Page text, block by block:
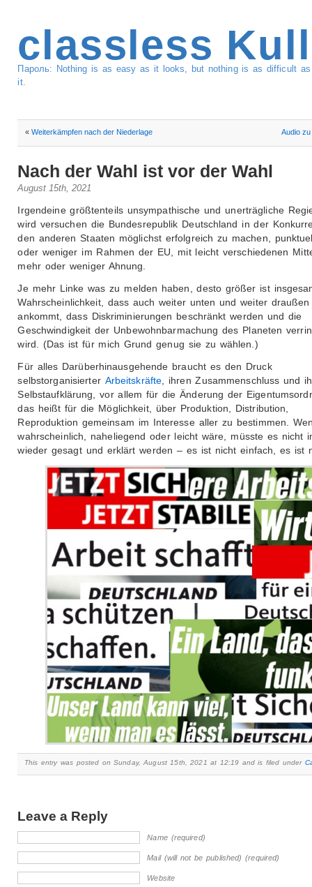
classless
Пароль: Nothing is as easy as it looks, but nothing is as difficult
it.
«Weiterkämpfen nach der Niederlage Audio
Nach der Wahl ist vor der Wahl
August 15th, 2021
Irgendeine größtenteils unsympathische und unerträgliche
wird versuchen die Bundesrepublik Deutschland in der
den anderen Staaten möglichst erfolgreich zu machen,
oder weniger im Rahmen der EU, mit leicht verschiedenen
mehr oder weniger Ahnung.
Je mehr Linke was zu melden haben, desto größer ist
Wahrscheinlichkeit, dass auch weiter unten und weiter draußen
ankommt, dass Diskriminierungen beschränkt werden und die
Geschwindigkeit der Unbewohnbarmachung des Planeten
wird. (Das ist für mich Grund genug sie zu wählen.)
Für alles Darüberhinausgehende braucht es den Druck
selbstorganisierter Arbeitskräfte , ihren Zusammenschluss und
Selbstaufklärung, vor allem für die Änderung der
das heißt für die Möglichkeit, über Produktion, Distribution,
Reproduktion gemeinsam im Interesse aller zu bestimmen.
wahrscheinlich, naheliegend oder leicht wäre, müsste es nicht
wieder gesagt und erklärt werden – es ist nicht einfach, es ist
This entry was posted on Sunday, August 15th, 2021 at 12:19 and is filed under
Leave a Reply
Name (required)
Mail (will not be published) (required)
Website